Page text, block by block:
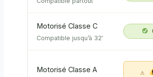
Motorisé Classe C
Compatible jusqu’à 32′
Motorisé Classe A